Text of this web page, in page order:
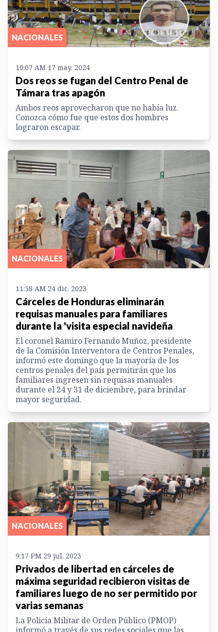
NACIONALES
10:07 AM 17 may. 2024
Dos reos se fugan del Centro Penal de
Támara tras apagón
Ambos reos aprovecharon que no había luz.
Conozca cómo fue que estos dos hombres
lograron escapar.
NACIONALES
11:58 AM 24 dic. 2023
Cárceles de Honduras eliminarán
requisas manuales para familiares
durante la 'visita especial navideña
El coronel Ramiro Fernando Muñoz, presidente
de la Comisión Interventora de Centros Penales,
informó este domingo que la mayoría de los
centros penales del país permitirán que los
familiares ingresen sin requisas manuales
durante el 24 y 31 de diciembre, para brindar
mayor seguridad.
NACIONALES
9:17 PM 29 jul. 2023
Privados de libertad en cárceles de
máxima seguridad recibieron visitas de
familiares luego de no ser permitido por
varias semanas
La Policía Militar de Orden Público (PMOP)